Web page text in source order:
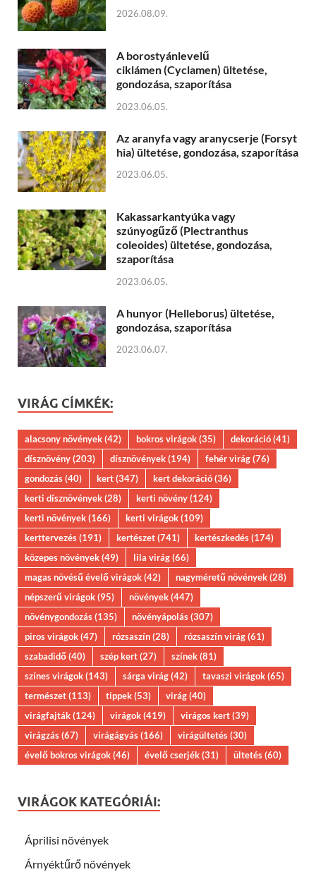
2026.08.09.
A borostyánlevelű
ciklámen (Cyclamen) ültetése,
gondozása, szaporítása
2023.06.05.
Az aranyfa vagy aranycserje (Forsyt
hia) ültetése, gondozása, szaporítása
2023.06.05.
Kakassarkantyúka vagy
szúnyogűző (Plectranthus
coleoides) ültetése, gondozása,
szaporítása
2023.06.05.
A hunyor (Helleborus) ültetése,
gondozása, szaporítása
2023.06.07.
VIRÁG CÍMKÉK:
alacsony növények(42) bokros virágok(35) dekoráció(41)
dísznövény(203) dísznövények(194) fehér virág(76)
gondozás(40) kert(347) kert dekoráció(36)
kerti dísznövények(28) kerti növény(124)
kerti növények(166) kerti virágok(109)
kerttervezés(191) kertészet(741) kertészkedés(174)
közepes növények(49) lila virág(66)
magas növésű évelő virágok(42) nagyméretű növények(28)
népszerű virágok(95) növények(447)
növénygondozás(135) növényápolás(307)
piros virágok(47) rózsaszín(28) rózsaszín virág(61)
szabadidő(40) szép kert(27) színek(81)
színes virágok(143) sárga virág(42) tavaszi virágok(65)
természet(113) tippek(53) virág(40)
virágfajták(124) virágok(419) virágos kert(39)
virágzás(67) virágágyás(166) virágültetés(30)
évelő bokros virágok(46) évelő cserjék(31) ültetés(60)
VIRÁGOK KATEGÓRIÁI:
Áprilisi növények
Árnyéktűrő növények